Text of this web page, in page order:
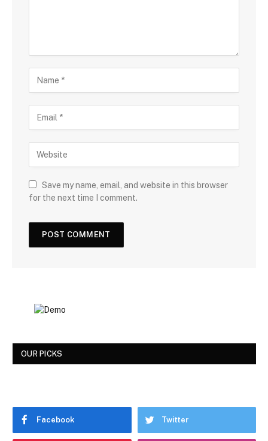
Save my name, email, and website in this browser
for the next time I comment.
OUR PICKS
Facebook Twitter